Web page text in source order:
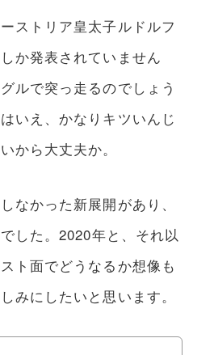
ストリア皇太子ルドルフ
か発表されていません
ルで突っ走るのでしょう
いえ、かなりキツいんじ
から大丈夫か。
なかった新展開があり、
した。2020年と、それ以
ト面でどうなるか想像も
みにしたいと思います。